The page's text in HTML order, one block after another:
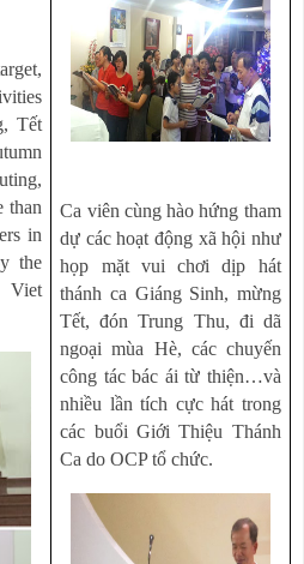
Tết
than
in
the
Viet
Ca viên cùng hào hứng tham
dự các hoạt động xã hội như
họp mặt vui chơi dịp hát
thánh ca Giáng Sinh, mừng
Tết, đón Trung Thu, đi dã
ngoại mùa Hè, các chuyến
công tác bác ái từ thiện…và
nhiều lần tích cực hát trong
các buổi Giới Thiệu Thánh
Ca do OCP tổ chức.